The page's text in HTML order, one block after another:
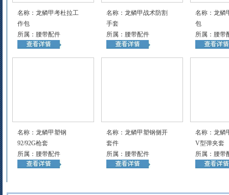
名称：龙鳞甲考杜拉工
作包
所属：腰带配件
名称：龙鳞甲战术防割
手套
所属：腰带配件
名称：龙鳞
包
所属：腰带
名称：龙鳞甲塑钢
92/92G枪套
所属：腰带配件
名称：龙鳞甲塑钢侧开
套件
所属：腰带配件
名称：龙鳞
V型弹夹套
所属：腰带